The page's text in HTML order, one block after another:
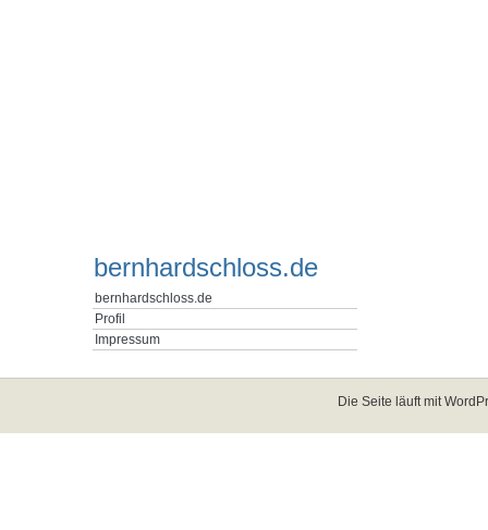
bernhardschloss.de
bernhardschloss.de
Profil
Impressum
Die Seite läuft mit